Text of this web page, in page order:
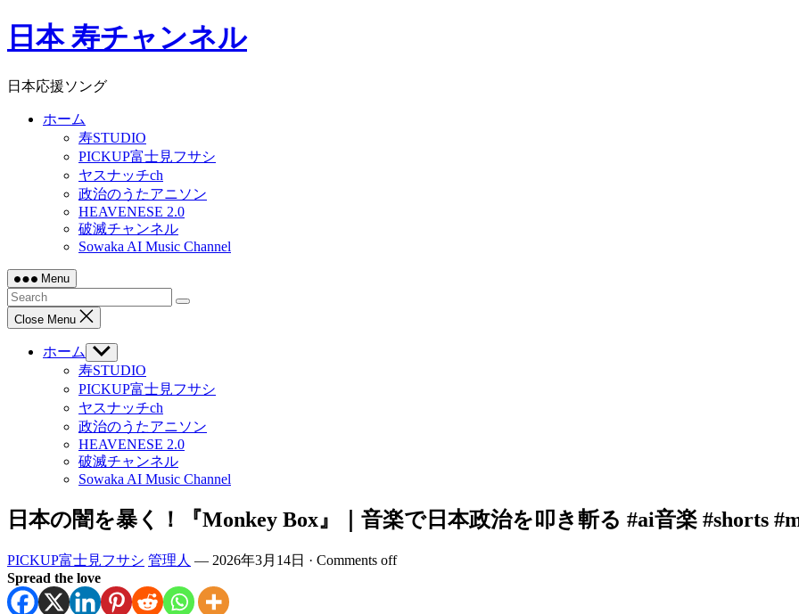
Skip
to日本 寿チャンネル
日本応援ソング
ホーム
寿STUDIO
PICKUP富士見フサシ
ヤスナッチch
政治のうたアニソン
HEAVENESE 2.0
破滅チャンネル
Sowaka AI Music Channel
Menu
Close Menu
ホーム
Show
sub
menu
寿STUDIO
PICKUP富士見フサシ
ヤスナッチch
政治のうたアニソン
HEAVENESE 2.0
破滅チャンネル
Sowaka AI Music Channel
日本の闇を暴く！『Monkey Box』｜音楽で日本政治を叩き斬る #ai音楽 #shorts
PICKUP富士見フサシ 管理人 — 2026年3月14日 · Comments off
Spread the love